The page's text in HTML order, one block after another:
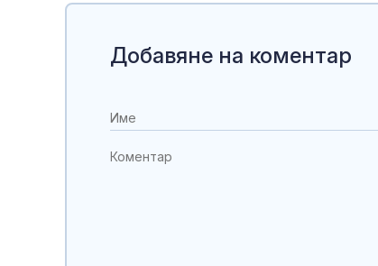
Добавяне на коментар